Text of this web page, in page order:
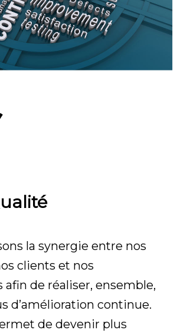
la synergie entre nos
clients et nos
afin de réaliser, ensemble,
d’amélioration continue.
de devenir plus